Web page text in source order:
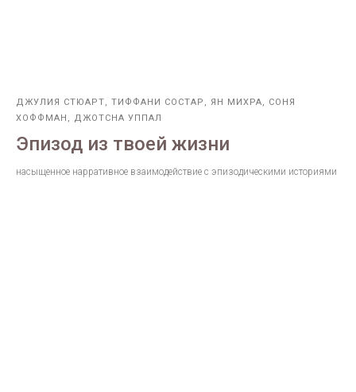
ДЖУЛИЯ СТЮАРТ, ТИФФАНИ СОСТАР, ЯН МИХРА, СОНЯ
ХОФФМАН, ДЖОТСНА УППАЛ
Эпизод из твоей жизни
насыщенное нарративное взаимодействие с эпизодическими историями